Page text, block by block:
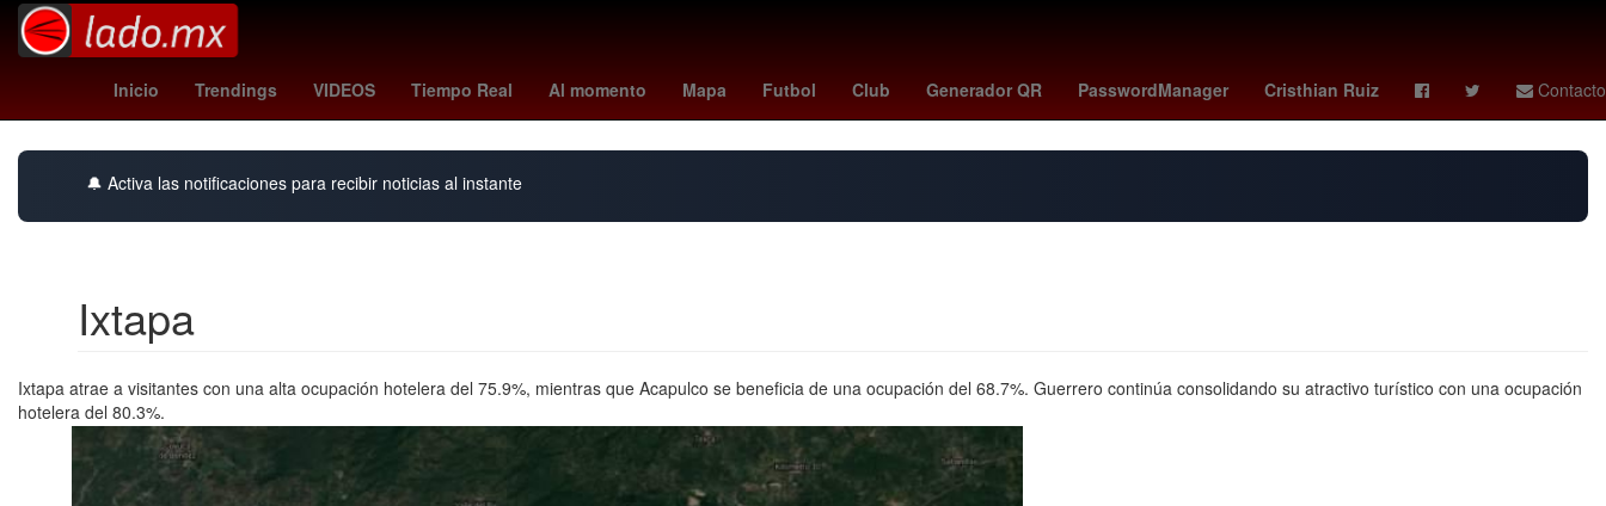
Inicio Trendings VIDEOS Tiempo Real Al momento Mapa Futbol Club Generador QR PasswordManager Cristhian Ruiz Contacto
Nueva York padres vs diamondbacks Shawn Levy Rosario rockies - mets barcelona - levante badalona Sergi Darder Cashless noche de san juan 2026 preinscripciones uas
🔔 Activa las notificaciones para recibir noticias al instante
Ixtapa
Ixtapa atrae a visitantes con una alta ocupación hotelera del 75.9%, mientras que Acapulco se beneficia de una ocupación del 68.7%. Guerrero continúa consolidando su atractivo turístico con una ocupación
hotelera del 80.3%.